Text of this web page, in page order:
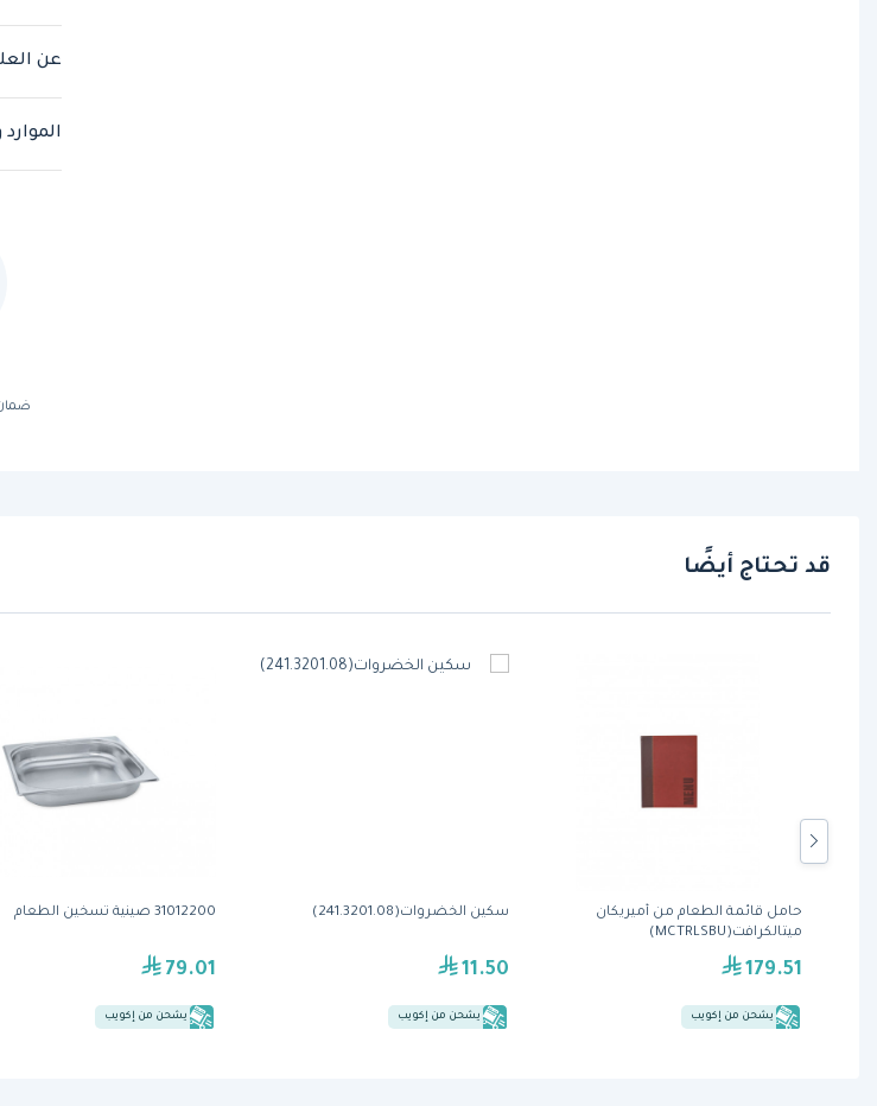
عن
الموارد
قد تحتاج أيضًا
31012200 صينية تسخين الطعام
79.01
يشحن من إكويب
سكين الخضروات(241.3201.08)
11.50
يشحن من إكويب
حامل قائمة الطعام من أميريكان
ميتالكرافت(MCTRLSBU)
179.51
يشحن من إكويب